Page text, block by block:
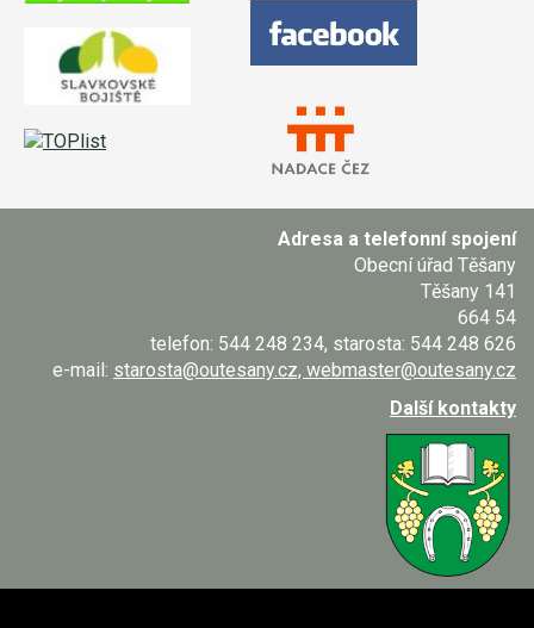
Adresa a telefonní spojení
Obecní úřad Těšany
Těšany 141
664 54
telefon: 544 248 234, starosta: 544 248 626
e-mail: starosta@outesany.cz, webmaster@outesany.cz
Další kontakty